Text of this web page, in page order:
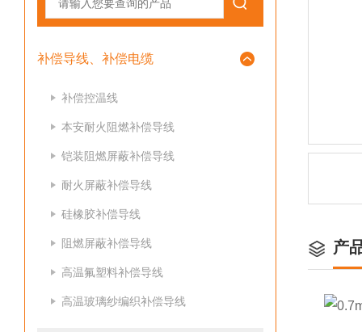
补偿导线、补偿电缆
补偿控温线
本安耐火阻燃补偿导线
铠装阻燃屏蔽补偿导线
耐火屏蔽补偿导线
硅橡胶补偿导线
阻燃屏蔽补偿导线
高温氟塑料补偿导线
高温玻璃纱编织补偿导线
产